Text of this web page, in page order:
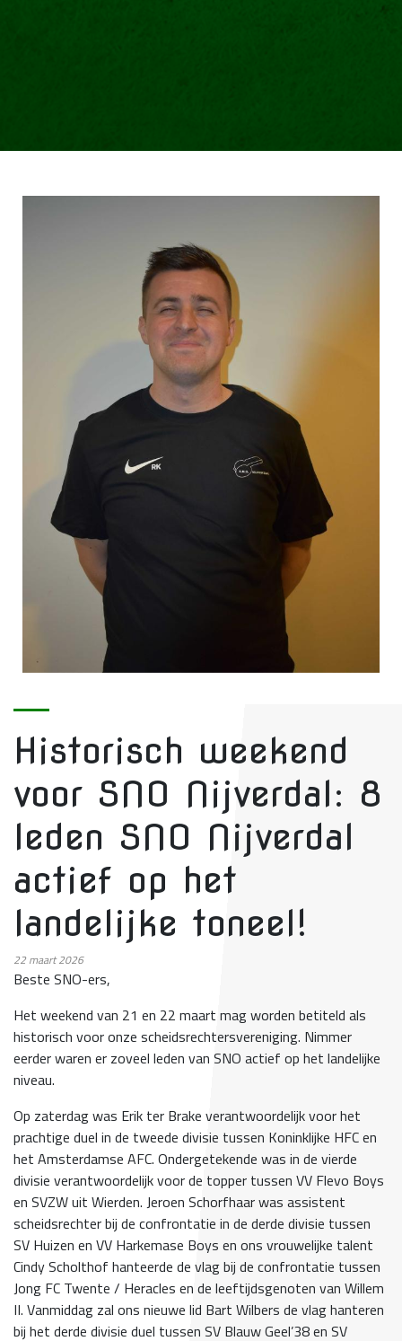
Historisch weekend
voor SNO Nijverdal: 8
leden SNO Nijverdal
actief op het
landelijke toneel!
22maart 2026
Beste SNO-ers,
Het weekend van 21 en 22 maart mag worden betiteld als
historisch voor onze scheidsrechtersvereniging. Nimmer
eerder waren er zoveel leden van SNO actief op het landelijke
niveau.
Op zaterdag was Erik ter Brake verantwoordelijk voor het
prachtige duel in de tweede divisie tussen Koninklijke HFC en
het Amsterdamse AFC. Ondergetekende was in de vierde
divisie verantwoordelijk voor de topper tussen VV Flevo Boys
en SVZW uit Wierden. Jeroen Schorfhaar was assistent
scheidsrechter bij de confrontatie in de derde divisie tussen
SV Huizen en VV Harkemase Boys en ons vrouwelijke talent
Cindy Scholthof hanteerde de vlag bij de confrontatie tussen
Jong FC Twente / Heracles en de leeftijdsgenoten van Willem
II. Vanmiddag zal ons nieuwe lid Bart Wilbers de vlag hanteren
bij het derde divisie duel tussen SV Blauw Geel’38 en SV